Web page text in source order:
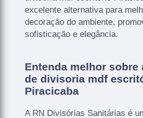
excelente alternativa para
decoração do ambiente,
sofisticação e elegância.
Entenda melhor sobre
de divisoria mdf
Piracicaba
A RN Divisórias Sanitárias é